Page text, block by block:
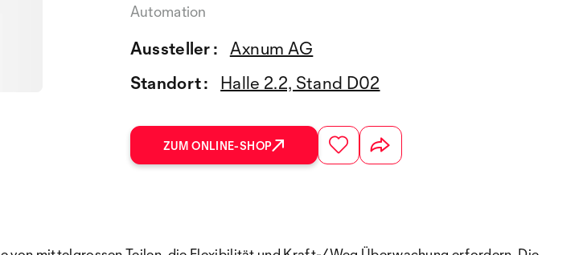
Automation
Aussteller :
Axnum AG
Standort :
Halle 2.2, Stand D02
ZUM ONLINE-SHOP